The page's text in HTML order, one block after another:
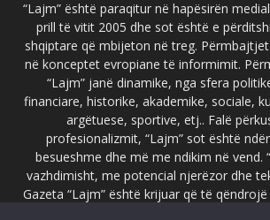
“Lajm” është paraqitur në hapësirën
prill të vitit 2005 dhe sot është e
shqiptare që mbijeton në treg.
në konceptet evropiane të informimit.
“Lajm” janë dinamike, nga sfera
financiare, historike, akademike, sociale,
argëtuese, sportive, etj.. Falë
profesionalizmit, “Lajm” sot është
besueshme dhe më me ndikim në vend.
vazhdimisht, me potencial njerëzor dhe
Gazeta “Lajm” është krijuar që të